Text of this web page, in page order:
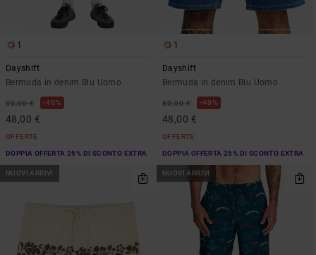
1
Dayshift
Bermuda in denim Blu Uomo
80,00 € 40%
48,00 €
OFFERTE
DOPPIA OFFERTA 25% DI SCONTO EXTRA
1
Dayshift
Bermuda in denim Blu Uomo
80,00 € 40%
48,00 €
OFFERTE
DOPPIA OFFERTA 25% DI SCONTO EXTRA
NUOVI ARRIVI NUOVI ARRIVI